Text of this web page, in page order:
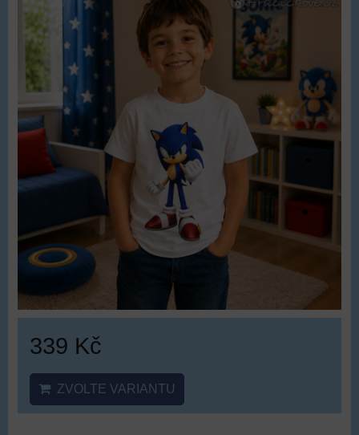
339 Kč
ZVOLTE VARIANTU